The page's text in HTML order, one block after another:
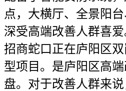
点，大横厅、全景阳
深受高端改善人群喜
招商蛇口正在庐阳区
型项目。是庐阳区高
盘。对于改善人群来